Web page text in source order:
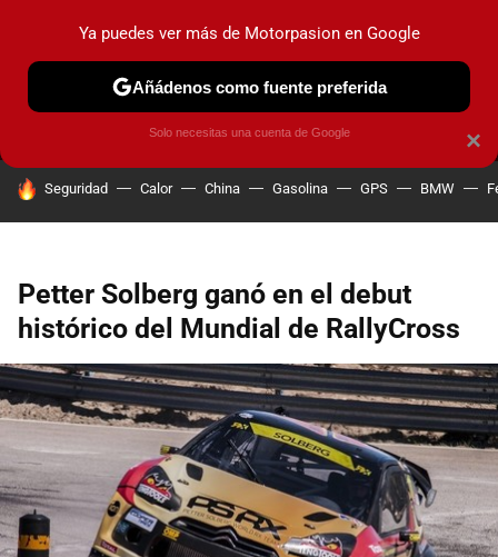
MENÚ NUEVO
COCHES ELÉCTRICOS OBSERVATORIO
HOY SE HABLA DE
Seguridad Calor China Gasolina GPS BMW
Petter Solberg ganó en el debut
histórico del Mundial de RallyCross
×
Ya puedes ver más de Motorpasion en Google
Añádenos como fuente preferida
Solo necesitas una cuenta de Google